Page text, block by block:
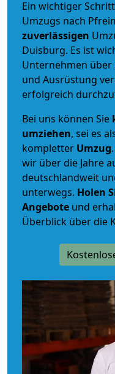
Ein wichtiger
Umzugs nach
zuverlässigen
Duisburg. Es ist
Unternehmen
und Ausrüstung
erfolgreich
Bei uns können Sie
umziehen, sei es
kompletter Umzug
wir über die Jahre
deutschlandweit
unterwegs. Holen
Angebote und
Überblick über die